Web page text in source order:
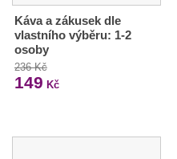
Káva a zákusek dle
vlastního výběru: 1-2
osoby
236 Kč
149 Kč